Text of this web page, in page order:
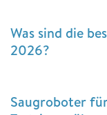
Was sind die
2026?
Saugroboter